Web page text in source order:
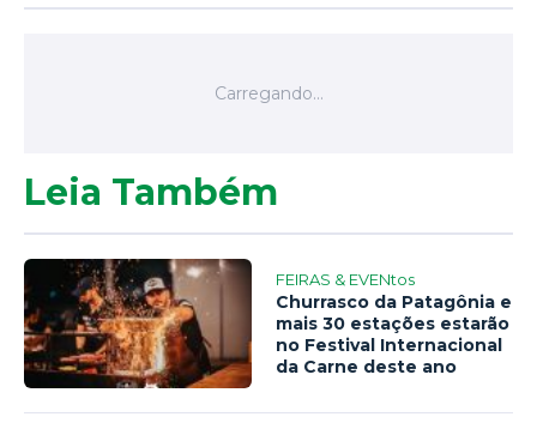
Leia Também
FEIRAS & EVENtos
Churrasco da Patagônia e
mais 30 estações estarão
no Festival Internacional
da Carne deste ano